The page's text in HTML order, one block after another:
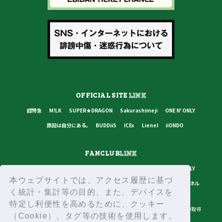
本ウェブサイトでは、アクセス履歴に基づ
く統計・集計等の目的、また、デバイスを
特定し利便性を高めるために、クッキー
（Cookie）、タグ等の技術を使用します。
OFFICIAL SITELINK
超特急 M!LK SUPER★DRAGON Sakurashimeji
ONE N' ONLY
原因は自分にある。
BUDDiiS ICEx Lienel iiONDO
FANCLUBLINK
ONE N' ONLY
原因は自分にある。
BUDDiiS ICEx Lienel スターダストチャンネル
プライバシーポリシー ご利用規約 推奨環境 ヘルプ・お問い合わせ
ID取得